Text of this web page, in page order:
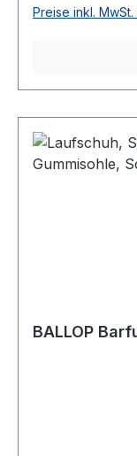
Preise inkl.
BALLOP